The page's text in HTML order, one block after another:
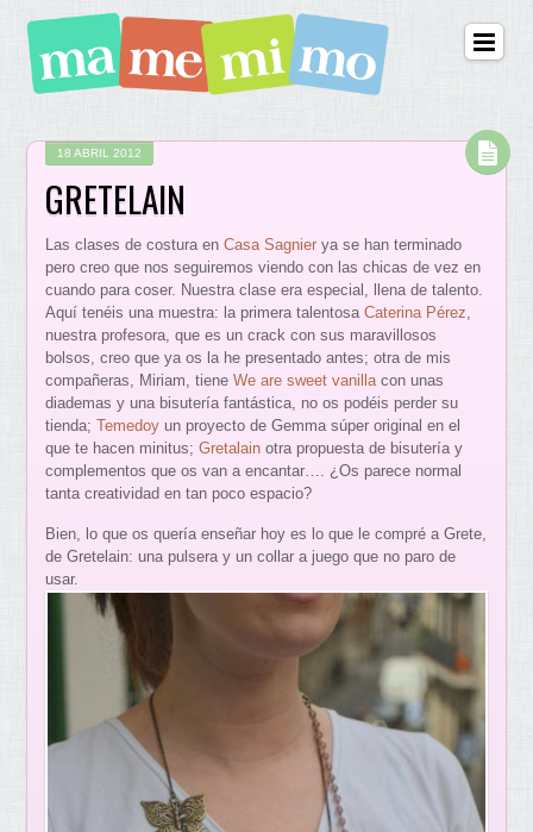
18 ABRIL 2012
GRETELAIN
Las clases de costura enCasa Sagnier ya se han terminado
pero creo que nos seguiremos viendo con las chicas de vez en
cuando para coser. Nuestra clase era especial, llena de talento.
Aquí tenéis una muestra: la primera talentosaCaterina Pérez
nuestra profesora, que es un crack con sus maravillosos
bolsos, creo que ya os la he presentado antes; otra de mis
compañeras, Miriam, tieneWe are sweet vanilla con unas
diademas y una bisutería fantástica, no os podéis perder su
tienda;Temedoy un proyecto de Gemma súper original en el
que te hacen minitus;Gretalain otra propuesta de bisutería y
complementos que os van a encantar…. ¿Os parece normal
tanta creatividad en tan poco espacio?
Bien, lo que os quería enseñar hoy es lo que le compré a Grete,
de Gretelain: una pulsera y un collar a juego que no paro de
usar.